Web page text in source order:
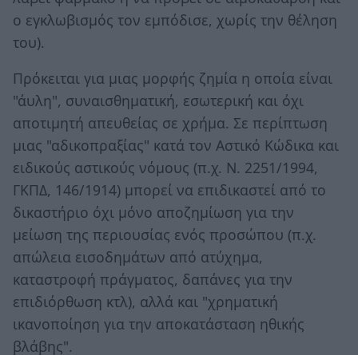
ο εγκλωβισμός τον εμπόδισε, χωρίς την θέληση
του).
Πρόκειται για μιας μορφής ζημία η οποία είναι
"άυλη", συναισθηματική, εσωτερική και όχι
αποτιμητή απευθείας σε χρήμα. Σε περίπτωση
μιας "αδικοπραξίας" κατά τον Αστικό Κώδικα και
ειδικούς αστικούς νόμους (π.χ. Ν. 2251/1994,
ΓΚΠΔ, 146/1914) μπορεί να επιδικαστεί από το
δικαστήριο όχι μόνο αποζημίωση για την
μείωση της περιουσίας ενός προσώπου (π.χ.
απώλεια εισοδημάτων από ατύχημα,
καταστροφή πράγματος, δαπάνες για την
επιδιόρθωση κτλ), αλλά και "χρηματική
ικανοποίηση για την αποκατάσταση ηθικής
βλάβης".